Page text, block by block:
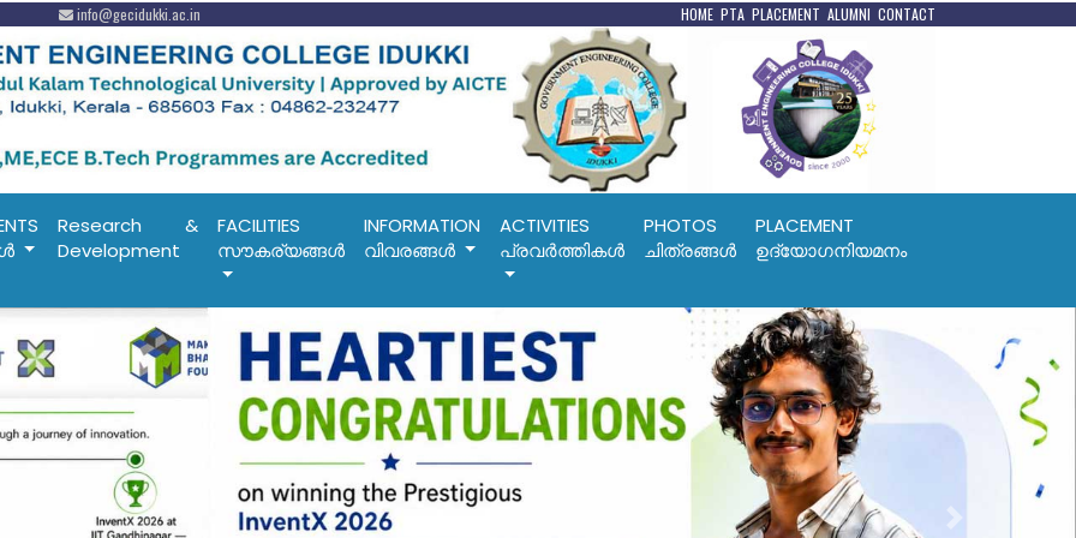
info@gecidukki.ac.in HOME PTA PLACEMENT ALUMNI CONTACT
Research &
Development
FACILITIES
സൗകര്യങ്ങൾ
INFORMATION
വിവരങ്ങൾ
ACTIVITIES
പ്രവര്‍ത്തികള്‍
PHOTOS
ചിത്രങ്ങൾ
PLACEMENT
ഉദ്യോഗനിയമനം
Next